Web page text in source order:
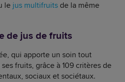
le jus multifruits de la même
de jus de fruits
qui apporte un soin tout
fruits, grâce à 109 critères de
sociaux et sociétaux.